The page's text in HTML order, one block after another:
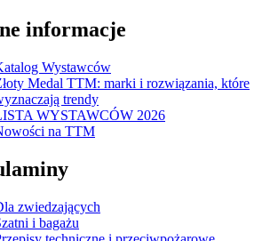
informacje
Wystawców
Medal TTM: marki i rozwiązania, które
trendy
WYSTAWCÓW 2026
na TTM
zwiedzających
i bagażu